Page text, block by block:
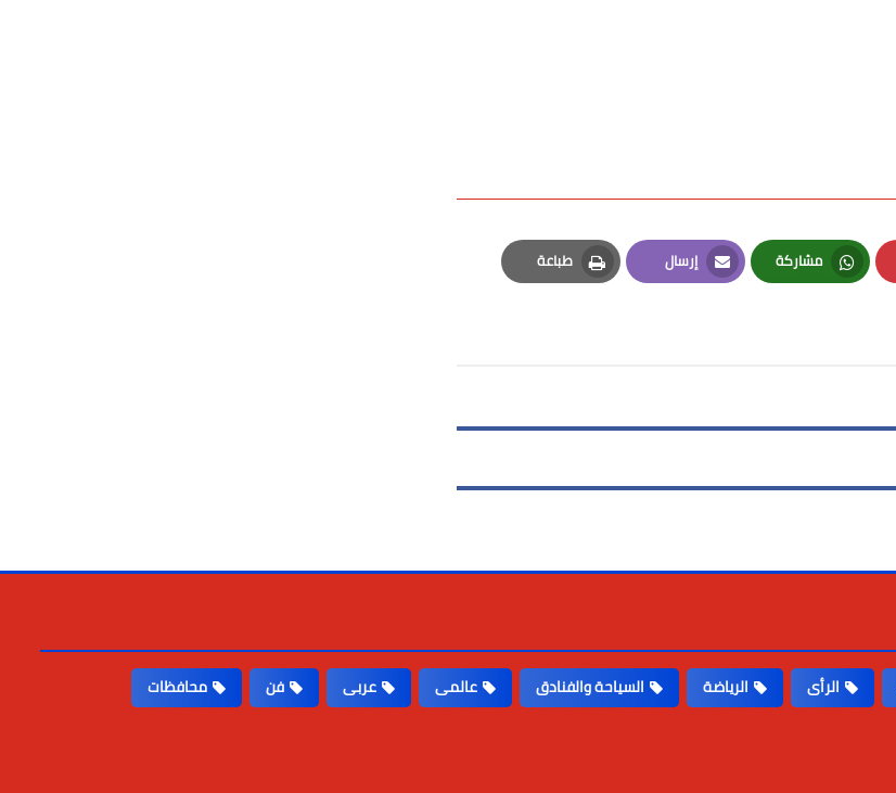
مشاركة
Whatsapp
إرسال
Email
طباعة
Print
الرأى الرياضة السياحة والفنادق عالمى عربى فن
محافظات